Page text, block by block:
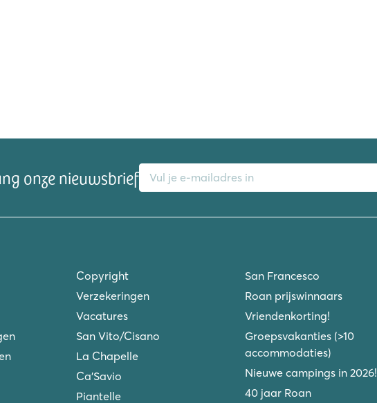
onze nieuwsbrief
E-mailadres
Copyright
Verzekeringen
Vacatures
San Vito/Cisano
La Chapelle
Ca'Savio
Piantelle
San Francesco
Roan prijswinnaars
Vriendenkorting!
Groepsvakanties (>10
accommodaties)
Nieuwe campings in 2026!
40 jaar Roan